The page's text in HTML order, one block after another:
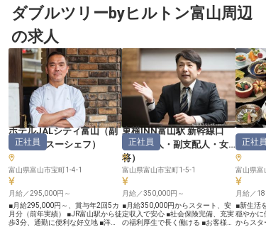
か？ 北アルプスの麓、黒部峡谷の
大自然に囲まれた当館では、地元の
をおもてなし。和食・洋食・中華と
幅広いジャンルの調理経験を活かせ
る環境です。お客様の「美味し
い！」という笑顔のために、私たち
と一緒に腕を振るいませんか？ 温
泉情緒あふれる空間で、あなたの料
理センスが輝く場所がここにありま
に、あなたの成長をサポート】 オ
リックスグループの一員として、安
定した環境で調理の腕を磨けます。
経験者優遇！宿泊業界や飲食業界で
のご経験を活かせるポジションで
す。社会保険完備、退職金制度あり
など福利厚生も充実！さらに、軽井
沢や京都嵐山、伊勢志摩など全国の
直営・契約保養所を利用できる特典
も！温かな人間関係の中で、プロの
技を磨きながら成長できる環境で
す。シフト制で働きやすく、プライ
ベートとの両立も可能！ あなたの
「おもてなしの心」を大切にする仲
間が待っています！ ※2026年2月17
た経験や技術を是非ここで活かして
ください。四季折々、富山ならでは
年2月3日時点の情報です
ベートを
ップを
です
ダブルツリーbyヒルトン富山周辺
の求人
ホテルJALシティ富山（副
料理長・スーシェフ ）
正社員
富山県富山市宝町1-4-1
月給／295,000円～
■月給295,000円～、賞与年2回5カ
月分（前年実績） ■JR富山駅から徒
歩3分、通勤に便利な好立地 ■洋食
東横INN富山駅 新幹線口
（支配人・副支配人・女
将）
正社員
富山県富山市宝町1-5-1
月給／350,000円～
■月給350,000円からスタート、安
定収入で安心 ■社会保険完備、充実
の福利厚生で長く働ける ■お客様の
ホテル
正社員
富山県富
月給／
■新生活
穏やかに
からスタ